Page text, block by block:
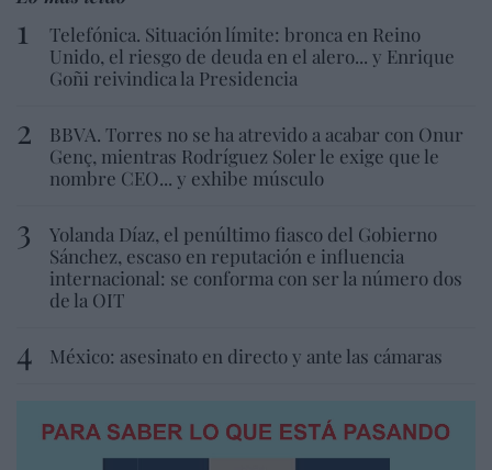
Telefónica. Situación límite: bronca en Reino
Unido, el riesgo de deuda en el alero... y Enrique
Goñi reivindica la Presidencia
BBVA. Torres no se ha atrevido a acabar con Onur
Genç, mientras Rodríguez Soler le exige que le
nombre CEO... y exhibe músculo
Yolanda Díaz, el penúltimo fiasco del Gobierno
Sánchez, escaso en reputación e influencia
internacional: se conforma con ser la número dos
de la OIT
México: asesinato en directo y ante las cámaras